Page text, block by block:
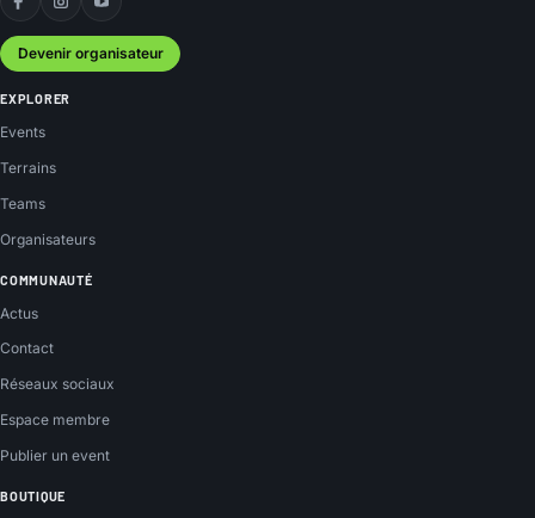
Facebook
Instagram
YouTube
Devenir organisateur
EXPLORER
Events
Terrains
Teams
Organisateurs
COMMUNAUTÉ
Actus
Contact
Réseaux sociaux
Espace membre
Publier un event
BOUTIQUE